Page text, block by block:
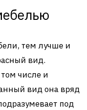
тем лучше и
вид.
числе и
вид она вряд
под